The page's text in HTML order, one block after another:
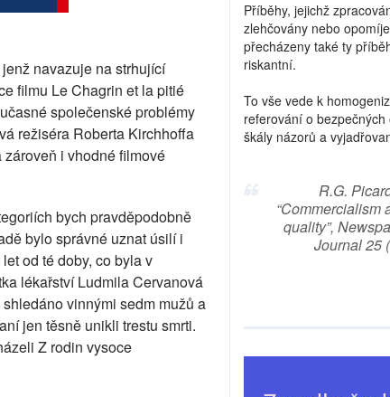
navazuje na strhující
filmu Le Chagrin et la pitié
společenské problémy
režiséra Roberta Kirchhoffa
i vhodné filmové
bych pravděpodobně
bylo správné uznat úsilí i
od té doby, co byla v
lékařství Ludmila Cervanová
vinnými sedm mužů a
jen těsně unikli trestu smrti.
Z rodin vysoce
Příběhy, jejichž
zlehčovány nebo
přecházeny také ty
riskantní.
To vše vede k
referování o
škály názorů a
R.G.
“Commercialism
quality”,
Journal 25